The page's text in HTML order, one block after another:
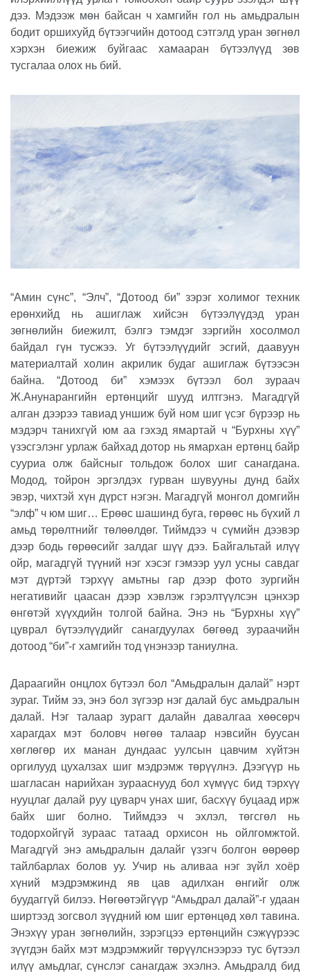
дээ. Мэдээж мөн байсан ч хамгийн гол нь амьдралын
бодит оршихуйд бүтээгчийн дотоод сэтгэлд уран зөгнөл
хэрхэн биежиж буйгаас хамааран бүтээлүүд зөв
тусгалаа олох нь бий.
“Амин сүнс”, “Элч”, “Дотоод би” зэрэг холимог техник
ерөнхийд нь ашиглаж хийсэн бүтээлүүдэд уран
зөгнөлийн биежилт, бэлгэ тэмдэг зэргийн хосолмол
байдал гүн тусжээ. Уг бүтээлүүдийг эсгий, даавуун
материалтай холин акрилик будаг ашиглаж бүтээсэн
байна. “Дотоод би” хэмээх бүтээл бол зураач
Ж.Анунарангийн ертөнцийг шууд илтгэнэ. Магадгүй
алган дээрээ тавиад уншиж буй ном шиг үсэг бүрээр нь
мэдэрч танихгүй юм аа гэхэд ямартай ч “Бурхны хүү”
үзэсгэлэнг урлаж байхад дотор нь ямархан ертөнц байр
сууриа олж байсныг тольдож болох шиг санагдана.
Модод, тойрон эргэлдэх гурван шувууны дунд байх
эвэр, чихтэй хүн дүрст нэгэн. Магадгүй монгол домгийн
“элф” ч юм шиг… Ерөөс шашинд буга, гөрөөс нь бүхий л
амьд төрөлтнийг төлөөлдөг. Тиймдээ ч сүмийн дээвэр
дээр бодь гөрөөсийг залдаг шүү дээ. Байгальтай илүү
ойр, магадгүй түүний нэг хэсэг гэмээр уул усны савдаг
мэт дүртэй тэрхүү амьтны гар дээр фото зургийн
негативийг цаасан дээр хэвлэж гэрэлтүүлсэн цэнхэр
өнгөтэй хүүхдийн толгой байна. Энэ нь “Бурхны хүү”
цуврал бүтээлүүдийг санагдуулах бөгөөд зураачийн
дотоод “би”-г хамгийн тод үнэнээр таниулна.
Дараагийн онцлох бүтээл бол “Амьдралын далай” нэрт
зураг. Тийм ээ, энэ бол зүгээр нэг далай бус амьдралын
далай. Нэг талаар зурагт далайн давалгаа хөөсөрч
харагдах мэт боловч нөгөө талаар нэвсийн буусан
хөглөгөр их манан дундаас уулсын цавчим хүйтэн
оргилууд цухалзах шиг мэдрэмж төрүүлнэ. Дээгүүр нь
шагласан нарийхан зурааснууд бол хүмүүс бид тэрхүү
нууцлаг далай руу цуварч унах шиг, басхүү буцаад ирж
байх шиг болно. Тиймдээ ч эхлэл, төгсгөл нь
тодорхойгүй зураас татаад орхисон нь ойлгомжтой.
Магадгүй энэ амьдралын далайг үзэгч болгон өөрөөр
тайлбарлах болов уу. Учир нь аливаа нэг зүйл хоёр
хүний мэдрэмжинд яв цав адилхан өнгийг олж
буудаггүй билээ. Нөгөөтэйгүүр “Амьдрал далай”-г удаан
ширтээд зогсвол зүүдний юм шиг ертөнцөд хөл тавина.
Энэхүү уран зөгнөлийн, зэрэгцээ ертөнцийн сэжүүрээс
зүүгдэн байх мэт мэдрэмжийг төрүүлснээрээ тус бүтээл
илүү амьдлаг, сүнслэг санагдаж эхэлнэ. Амьдралд бид